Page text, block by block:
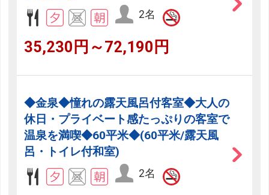
2名
35,230円～72,190円
◆金泉◆憧れの露天風呂付客室◆大人の
休日・プライベート感たっぷりの客室で
温泉を満喫◆60平米◆(60平米/露天風
呂・トイレ付和室)
2名